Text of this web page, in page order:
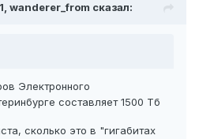
wanderer_from сказал:
Электронного
составляет 1500 Тб
сколько это в "гигабитах